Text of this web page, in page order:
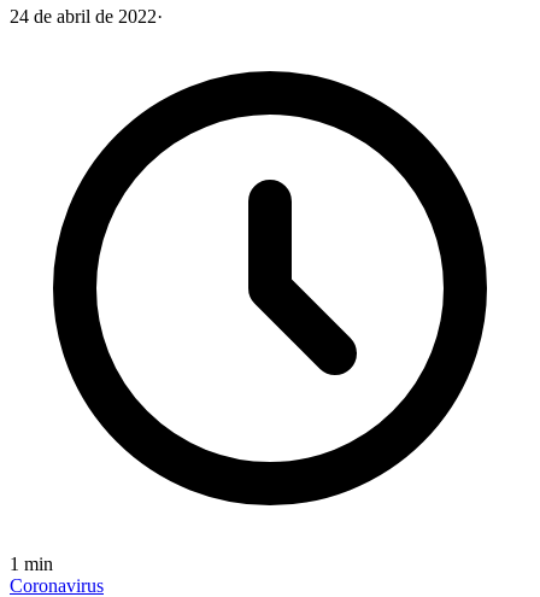
24 de abril de 2022·
1 min
Coronavirus